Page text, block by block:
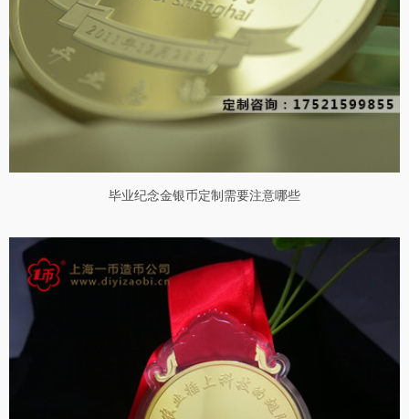
毕业纪念金银币定制需要注意哪些